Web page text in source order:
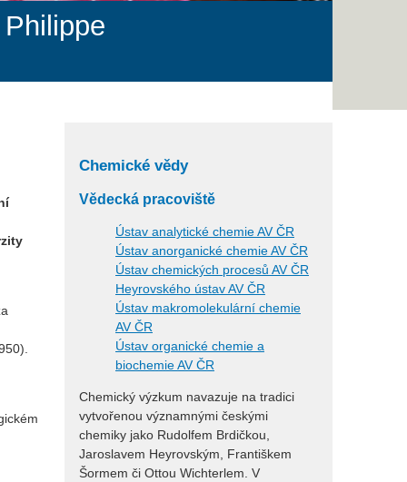
Chemické vědy
Vědecká pracoviště
Ústav analytické chemie AV ČR
Ústav anorganické chemie AV ČR
Ústav chemických procesů AV ČR
Heyrovského ústav AV ČR
Ústav makromolekulární chemie
AV ČR
Ústav organické chemie a
biochemie AV ČR
Chemický výzkum navazuje na tradici
vytvořenou významnými českými
chemiky jako Rudolfem Brdičkou,
Jaroslavem Heyrovským, Františkem
Šormem či Ottou Wichterlem. V